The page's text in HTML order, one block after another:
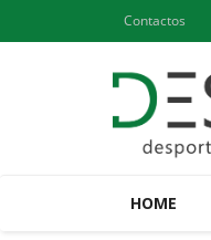
Contactos
HOME